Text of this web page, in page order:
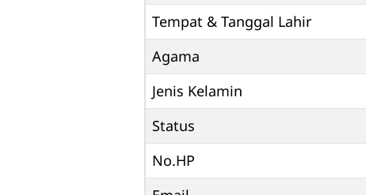
Tempat & Tanggal Lahir
Agama
Jenis Kelamin
Status
No.HP